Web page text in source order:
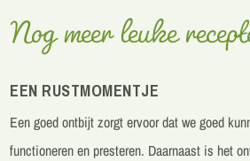
Nog meer leuke
EEN RUSTMOMENTJE
Een goedontbijtzorgt ervoor dat we goed
functioneren en presteren. Daarnaast is het